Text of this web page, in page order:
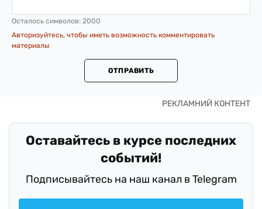
Осталось символов: 2000
Авторизуйтесь, чтобы иметь возможность комментировать
материалы
ОТПРАВИТЬ
Оставайтесь в курсе последних
событий!
Подписывайтесь на наш канал в Telegram